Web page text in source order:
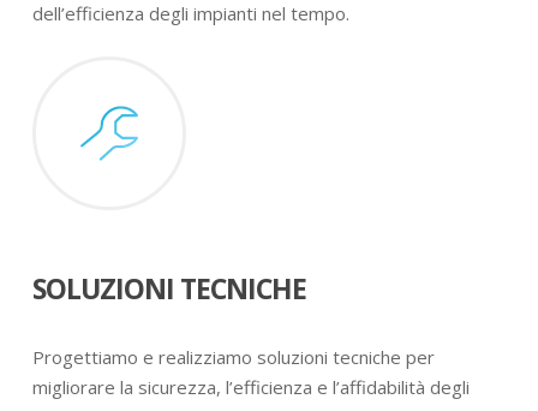
dell’efficienza degli impianti nel tempo.
SOLUZIONI TECNICHE
Progettiamo e realizziamo soluzioni tecniche per
migliorare la sicurezza, l’efficienza e l’affidabilità degli